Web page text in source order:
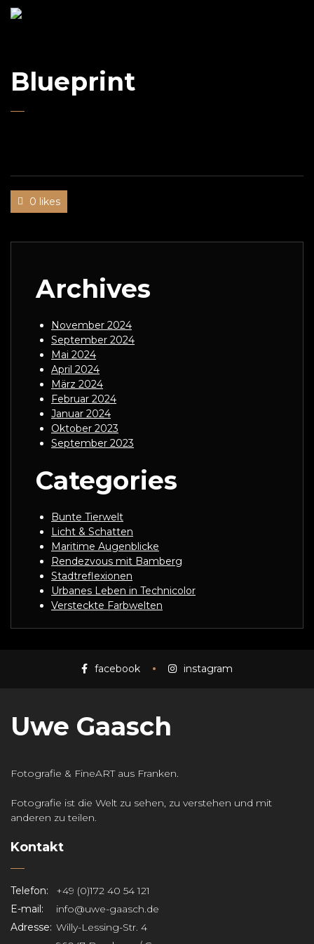
Blueprint
0 likes
Archives
November 2024
September 2024
Mai 2024
April 2024
März 2024
Februar 2024
Januar 2024
Oktober 2023
September 2023
Categories
Bunte Tierwelt
Licht & Schatten
Maritime Augenblicke
Rendezvous mit Bamberg
Stadtreflexionen
Urbanes Leben in Technicolor
Versteckte Farbwelten
facebook instagram
Uwe Gaasch
Fotografie & FineART aus Franken.
Fotografie ist die Welt zu sehen, zu verstehen und mit
anderen zu teilen.
Kontakt
Telefon:
+49 (0)172 40 54 121
E-mail:
info@uwe-gaasch.de
Adresse: Willy-Lessing-Str. 4